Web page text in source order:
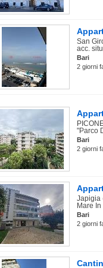
San
acc.
Bari
2 giorni
"Parco
Bari
2 giorni
Japigia
Mare
Bari
2 giorni